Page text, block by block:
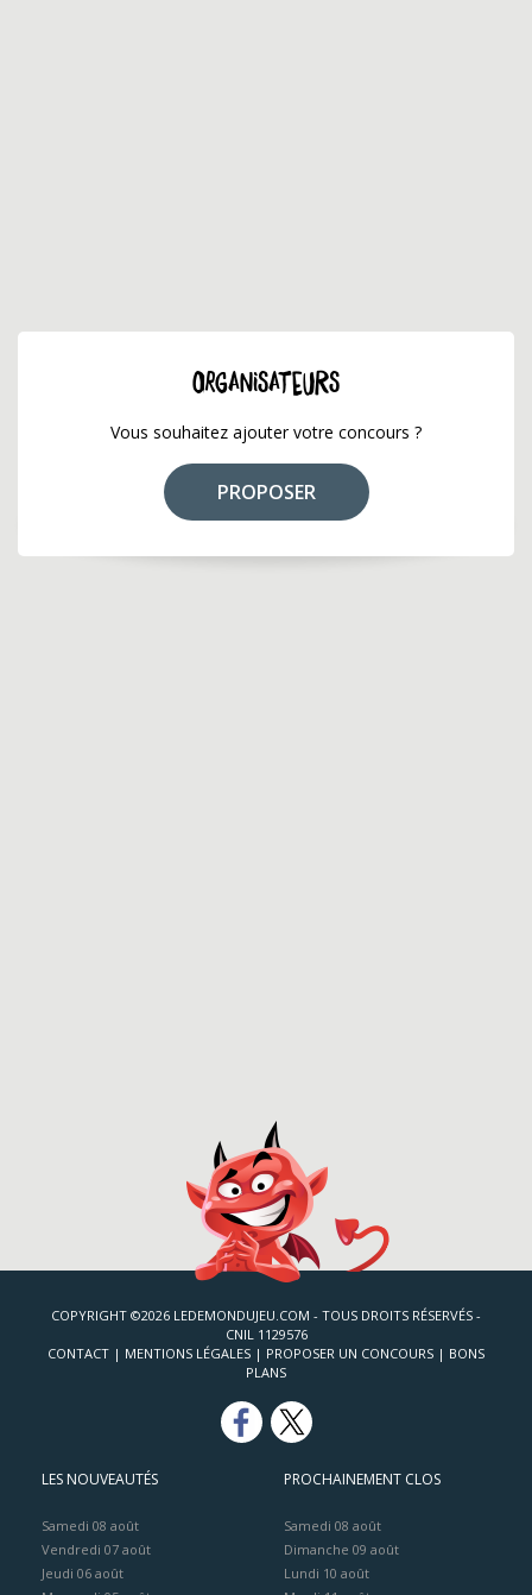
ORGANISATEURS
Vous souhaitez ajouter votre concours ?
PROPOSER
COPYRIGHT ©2026 LEDEMONDUJEU.COM - TOUS DROITS RÉSERVÉS -
CNIL 1129576
CONTACT | MENTIONS LÉGALES | PROPOSER UN CONCOURS | BONS
PLANS
LES NOUVEAUTÉS
Samedi 08 août
Vendredi 07 août
Jeudi 06 août
PROCHAINEMENT CLOS
Samedi 08 août
Dimanche 09 août
Lundi 10 août